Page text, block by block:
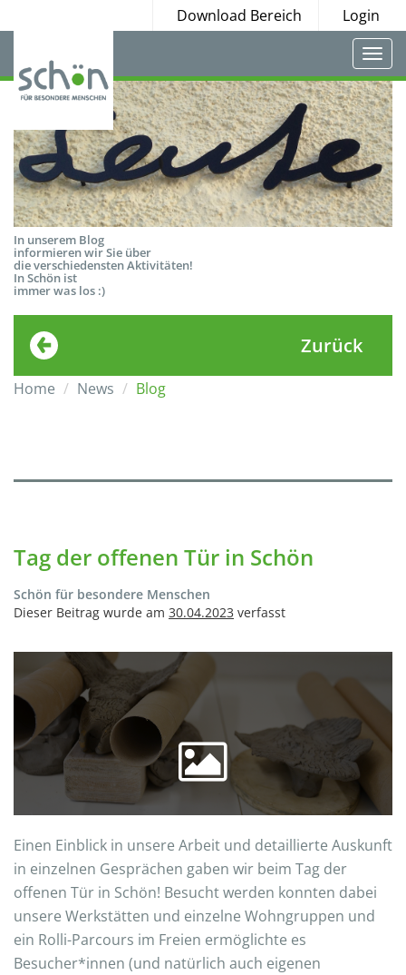
Download Bereich Login
In unserem Blog
informieren wir Sie über
die verschiedensten Aktivitäten!
In Schön ist
immer was los :)
Zurück
Home News Blog
Tag der offenen Tür in Schön
Schön für besondere Menschen
Dieser Beitrag wurde am 30.04.2023 verfasst
Einen Einblick in unsere Arbeit und detaillierte Auskunft
in einzelnen Gesprächen gaben wir beim Tag der
offenen Tür in Schön! Besucht werden konnten dabei
unsere Werkstätten und einzelne Wohngruppen und
ein Rolli-Parcours im Freien ermöglichte es
Besucher*innen (und natürlich auch eigenen